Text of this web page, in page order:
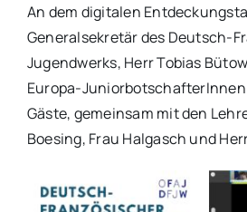
An dem digitalen
Generalsekretär des Deutsch-
Jugendwerks, Herr Tobias
Europa-
Gäste, gemeinsam mit den
Boesing, Frau Halgasch und